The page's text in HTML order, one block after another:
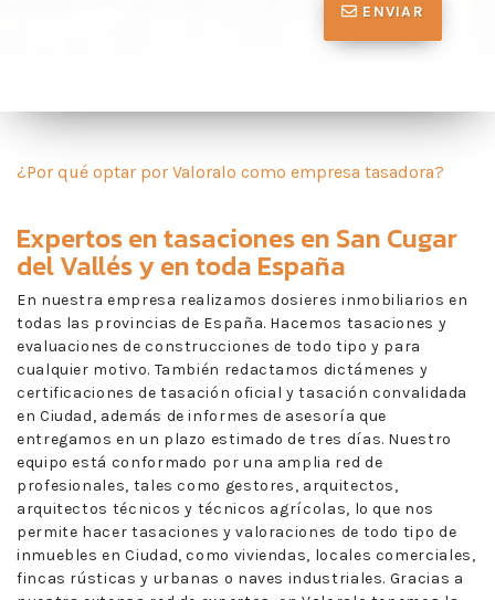
ENVIAR
¿Por qué optar por Valoralo como empresa tasadora?
Expertos entasaciones en San Cugar
del Vallésy en toda España
En nuestra empresa realizamos dosieres inmobiliarios en
todas las provincias de España. Hacemos tasaciones y
evaluaciones de construcciones de todo tipo y para
cualquier motivo. También redactamos dictámenes y
certificaciones de tasación oficial y tasación convalidada
en Ciudad, además de informes de asesoría que
entregamos en un plazo estimado de tres días. Nuestro
equipo está conformado por una amplia red de
profesionales, tales como gestores, arquitectos,
arquitectos técnicos y técnicos agrícolas, lo que nos
permite hacer tasaciones y valoraciones de todo tipo de
inmuebles en Ciudad, como viviendas, locales comerciales,
fincas rústicas y urbanas o naves industriales. Gracias a